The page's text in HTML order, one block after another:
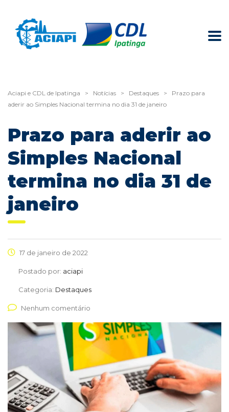
Aciapi e CDL de Ipatinga > Notícias > Destaques >
Prazo para
aderir ao Simples Nacional termina no dia 31 de janeiro
Prazo para aderir ao
Simples Nacional
termina no dia 31 de
janeiro
17 de janeiro de 2022
Postado por: aciapi
Categoria: Destaques
Nenhum comentário